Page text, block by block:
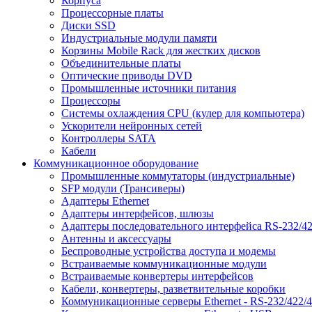
Процессорные платы
Диски SSD
Индустриальные модули памяти
Корзины Mobile Rack для жестких дисков
Объединительные платы
Оптические приводы DVD
Промышленные источники питания
Процессоры
Системы охлаждения CPU (кулер для компьютера)
Ускорители нейронных сетей
Контроллеры SATA
Кабели
Коммуникационное оборудование
Промышленные коммутаторы (индустриальные)
SFP модули (Трансиверы)
Адаптеры Ethernet
Адаптеры интерфейсов, шлюзы
Адаптеры последовательного интерфейса RS-232/
Антенны и аксессуары
Беспроводные устройства доступа и модемы
Встраиваемые коммуникационные модули
Встраиваемые конвертеры интерфейсов
Кабели, конвертеры, разветвительные коробки
Коммуникационные серверы Ethernet - RS-232/422/